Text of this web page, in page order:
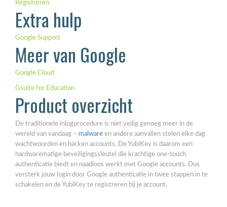
Registreren
Extra hulp
Google Support
Meer van Google
Google Cloud
Gsuite for Education
Product overzicht
De traditionele inlogprocedure is niet veilig genoeg meer in de
wereld van vandaag – malware en andere aanvallen stelen elke dag
wachtwoorden en hacken accounts. De YubiKey is daarom een
hardwarematige beveiligingssleutel die krachtige one-touch
authenticatie biedt en naadloos werkt met Google accounts. Dus
versterk jouw login door Google authenticatie in twee stappen in te
schakelen en de YubiKey te registreren bij je account.